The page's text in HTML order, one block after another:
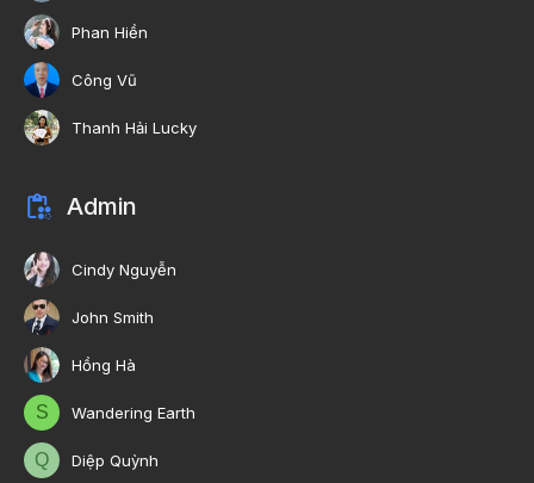
Phan Hiền
Công Vũ
Thanh Hải Lucky
Admin
Cindy Nguyễn
John Smith
Hồng Hà
S Wandering Earth
Q Diệp Quỳnh